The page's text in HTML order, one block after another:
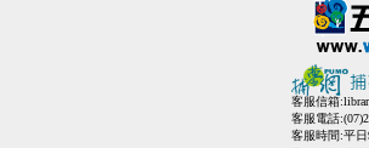
客服信箱:
客服電話
客服時間:平日